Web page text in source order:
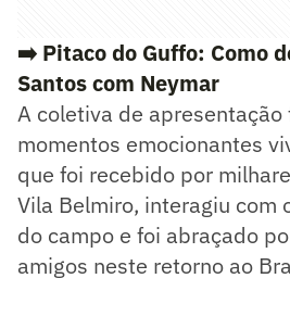
➡️ Pitaco do Guffo: Como
Santos com Neymar
A coletiva de apresentação
momentos emocionantes
que foi recebido por
Vila Belmiro, interagiu com
do campo e foi abraçado
amigos neste retorno ao